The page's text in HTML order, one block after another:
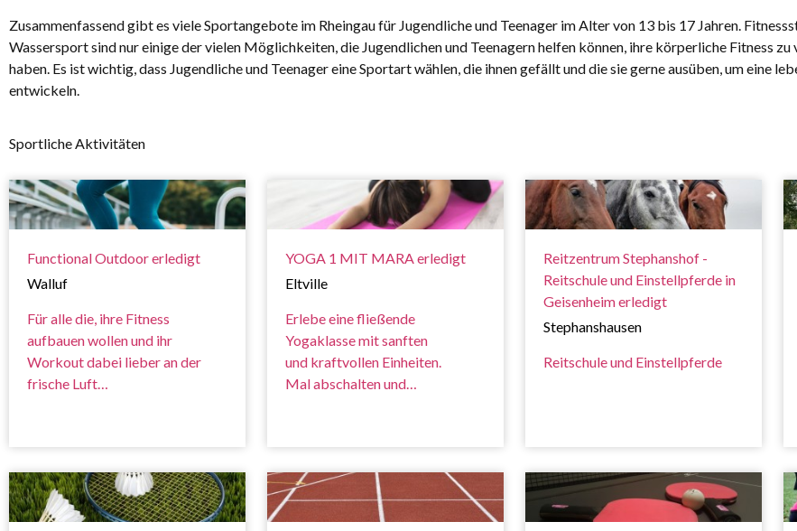
Zusammenfassend gibt es viele Sportangebote im Rheingau für Jugendliche und Teenager im Alter von 13 bis 17 Jahren.
Wassersport sind nur einige der vielen Möglichkeiten, die Jugendlichen und Teenagern helfen können, ihre körperliche Fitness
haben. Es ist wichtig, dass Jugendliche und Teenager eine Sportart wählen, die ihnen gefällt und die sie gerne ausüben, um eine
entwickeln.
Sportliche Aktivitäten
Functional Outdoor erledigt
Walluf
Für alle die, ihre Fitness
aufbauen wollen und ihr
Workout dabei lieber an der
frische Luft…
YOGA 1 MIT MARA erledigt
Eltville
Erlebe eine fließende
Yogaklasse mit sanften
und kraftvollen Einheiten.
Mal abschalten und…
Reitzentrum Stephanshof -
Reitschule und Einstellpferde in
Geisenheim erledigt
Stephanshausen
Reitschule und Einstellpferde